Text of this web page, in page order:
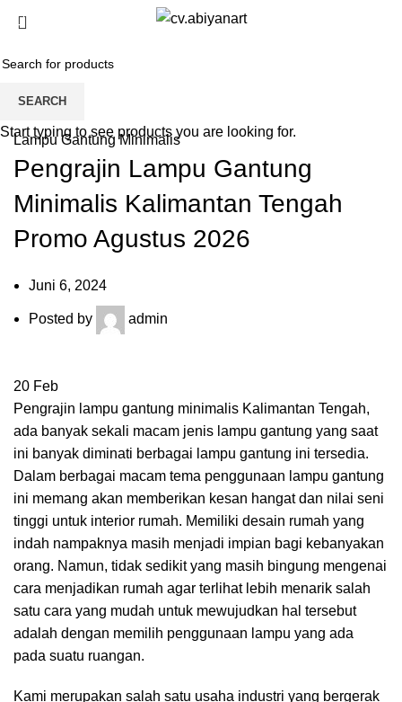
Blog
HOME
Lampu Gantung Minimalis
Pengrajin Lampu Gantung
Minimalis Kalimantan Tengah
Promo Agustus 2026
Juni 6, 2024
Posted by admin
20 Feb
Pengrajin lampu gantung minimalis Kalimantan Tengah,
ada banyak sekali macam jenis lampu gantung yang saat
ini banyak diminati berbagai lampu gantung ini tersedia.
Dalam berbagai macam tema penggunaan lampu gantung
ini memang akan memberikan kesan hangat dan nilai seni
tinggi untuk interior rumah. Memiliki desain rumah yang
indah nampaknya masih menjadi impian bagi kebanyakan
orang. Namun, tidak sedikit yang masih bingung mengenai
cara menjadikan rumah agar terlihat lebih menarik salah
satu cara yang mudah untuk mewujudkan hal tersebut
adalah dengan memilih penggunaan lampu yang ada
pada suatu ruangan.
Kami merupakan salah satu usaha industri yang bergerak
SEARCH
Start typing to see products you are looking for.